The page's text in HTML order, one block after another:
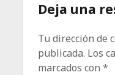
Deja una
Tu dirección de
publicada. Los
marcados con*